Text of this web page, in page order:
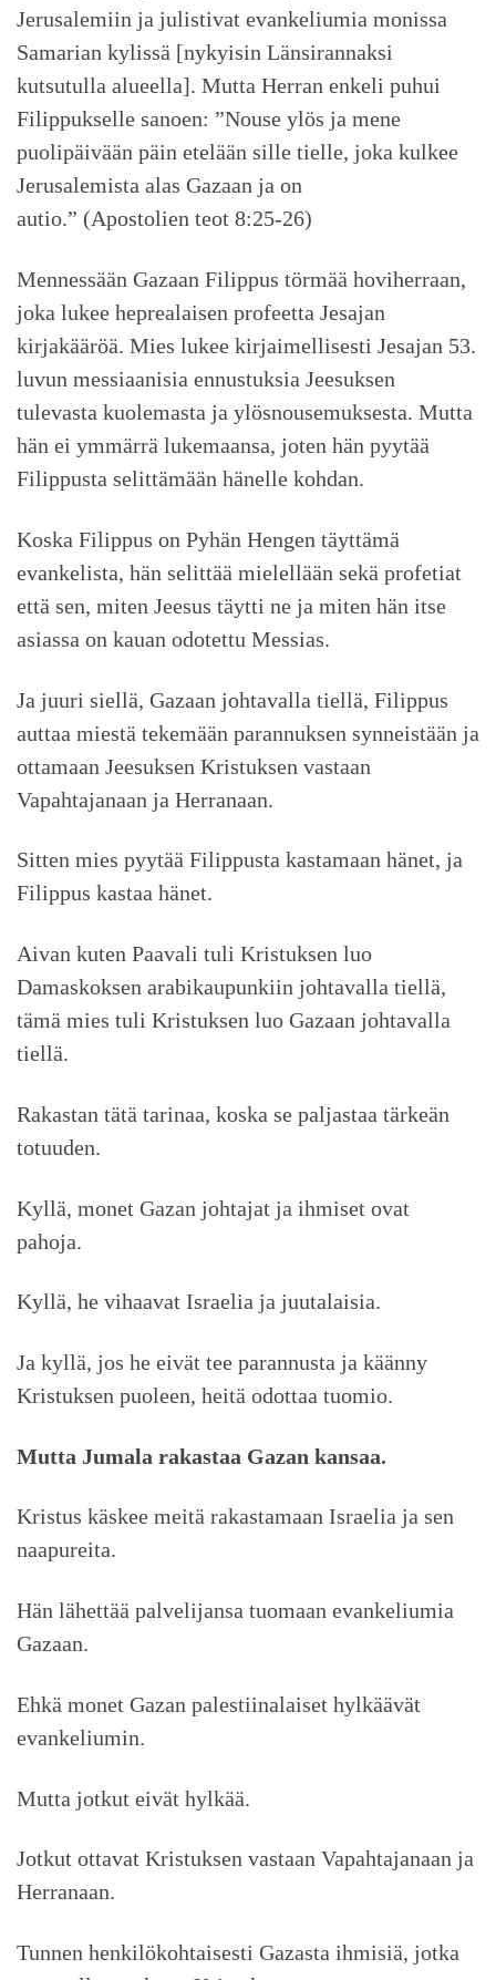
Jerusalemiin ja julistivat evankeliumia monissa
Samarian kylissä [nykyisin Länsirannaksi
kutsutulla alueella]. Mutta Herran enkeli puhui
Filippukselle sanoen: ”Nouse ylös ja mene
puolipäivään päin etelään sille tielle, joka kulkee
Jerusalemista alas Gazaan ja on
autio.” (Apostolien teot 8:25-26)
Mennessään Gazaan Filippus törmää hoviherraan,
joka lukee heprealaisen profeetta Jesajan
kirjakääröä. Mies lukee kirjaimellisesti Jesajan 53.
luvun messiaanisia ennustuksia Jeesuksen
tulevasta kuolemasta ja ylösnousemuksesta. Mutta
hän ei ymmärrä lukemaansa, joten hän pyytää
Filippusta selittämään hänelle kohdan.
Koska Filippus on Pyhän Hengen täyttämä
evankelista, hän selittää mielellään sekä profetiat
että sen, miten Jeesus täytti ne ja miten hän itse
asiassa on kauan odotettu Messias.
Ja juuri siellä, Gazaan johtavalla tiellä, Filippus
auttaa miestä tekemään parannuksen synneistään ja
ottamaan Jeesuksen Kristuksen vastaan
Vapahtajanaan ja Herranaan.
Sitten mies pyytää Filippusta kastamaan hänet, ja
Filippus kastaa hänet.
Aivan kuten Paavali tuli Kristuksen luo
Damaskoksen arabikaupunkiin johtavalla tiellä,
tämä mies tuli Kristuksen luo Gazaan johtavalla
tiellä.
Rakastan tätä tarinaa, koska se paljastaa tärkeän
totuuden.
Kyllä, monet Gazan johtajat ja ihmiset ovat
pahoja.
Kyllä, he vihaavat Israelia ja juutalaisia.
Ja kyllä, jos he eivät tee parannusta ja käänny
Kristuksen puoleen, heitä odottaa tuomio.
Mutta Jumala rakastaa Gazan kansaa.
Kristus käskee meitä rakastamaan Israelia ja sen
naapureita.
Hän lähettää palvelijansa tuomaan evankeliumia
Gazaan.
Ehkä monet Gazan palestiinalaiset hylkäävät
evankeliumin.
Mutta jotkut eivät hylkää.
Jotkut ottavat Kristuksen vastaan Vapahtajanaan ja
Herranaan.
Tunnen henkilökohtaisesti Gazasta ihmisiä, jotka